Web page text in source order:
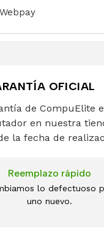
Webpay
OFICIAL
de CompuElite
en nuestra
la fecha de
Reemplazo rápido
lo defectuoso
uno nuevo.